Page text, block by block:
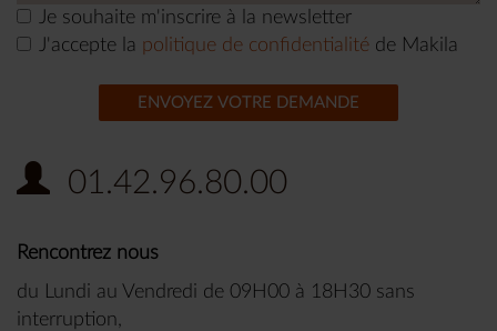
Je souhaite m'inscrire à la newsletter
J'accepte la politique de confidentialité de Makila
ENVOYEZ VOTRE DEMANDE
01.42.96.80.00
Rencontrez nous
du Lundi au Vendredi de 09H00 à 18H30 sans
interruption,